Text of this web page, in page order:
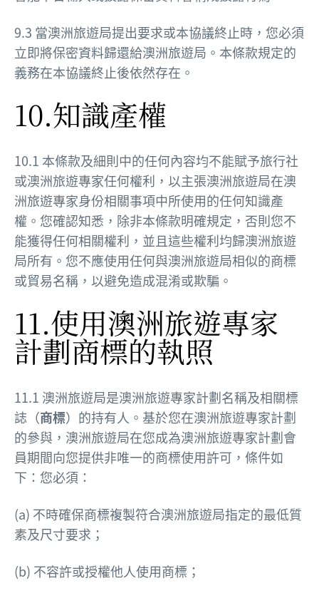
9.3 當澳洲旅遊局提出要求或本協議終止時，您必須
立即將保密資料歸還給澳洲旅遊局。本條款規定的
義務在本協議終止後依然存在。
10.知識產權
10.1 本條款及細則中的任何內容均不能賦予旅行社
或澳洲旅遊專家任何權利，以主張澳洲旅遊局在澳
洲旅遊專家身份相關事項中所使用的任何知識產
權。您確認知悉，除非本條款明確規定，否則您不
能獲得任何相關權利，並且這些權利均歸澳洲旅遊
局所有。您不應使用任何與澳洲旅遊局相似的商標
或貿易名稱，以避免造成混淆或欺騙。
11.使用澳洲旅遊專家
計劃商標的執照
11.1 澳洲旅遊局是澳洲旅遊專家計劃名稱及相關標
誌（商標）的持有人。基於您在澳洲旅遊專家計劃
的參與，澳洲旅遊局在您成為澳洲旅遊專家計劃會
員期間向您提供非唯一的商標使用許可，條件如
下：您必須：
(a) 不時確保商標複製符合澳洲旅遊局指定的最低質
素及尺寸要求；
(b) 不容許或授權他人使用商標；